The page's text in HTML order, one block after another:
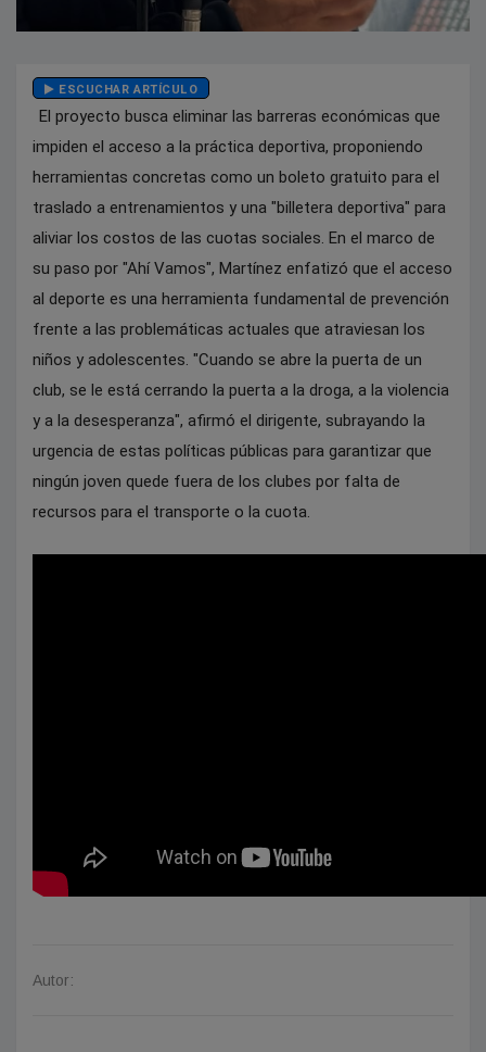
ESCUCHAR ARTÍCULO
El proyecto busca eliminar las barreras económicas que
impiden el acceso a la práctica deportiva, proponiendo
herramientas concretas como un boleto gratuito para el
traslado a entrenamientos y una "billetera deportiva" para
aliviar los costos de las cuotas sociales. En el marco de
su paso por "Ahí Vamos", Martínez enfatizó que el acceso
al deporte es una herramienta fundamental de prevención
frente a las problemáticas actuales que atraviesan los
niños y adolescentes. "Cuando se abre la puerta de un
club, se le está cerrando la puerta a la droga, a la violencia
y a la desesperanza", afirmó el dirigente, subrayando la
urgencia de estas políticas públicas para garantizar que
ningún joven quede fuera de los clubes por falta de
recursos para el transporte o la cuota.
Autor: